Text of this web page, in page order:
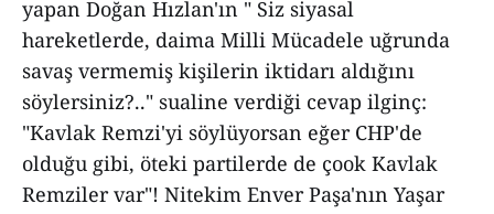
yapan Doğan Hızlan'ın " Siz siyasal
hareketlerde, daima Milli Mücadele uğrunda
savaş vermemiş kişilerin iktidarı aldığını
söylersiniz?.." sualine verdiği cevap ilginç:
"Kavlak Remzi'yi söylüyorsan eğer CHP'de
olduğu gibi, öteki partilerde de çook Kavlak
Remziler var"! Nitekim Enver Paşa'nın Yaşar